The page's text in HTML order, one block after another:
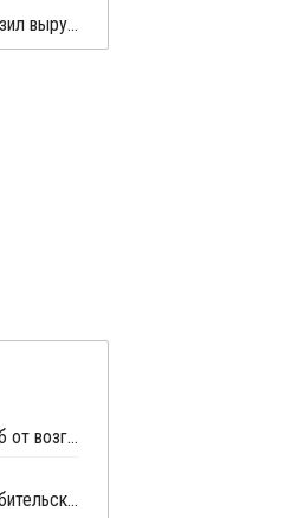
Казаньоргсинтез в январе-сентябре снизил выручку от реализации на 15%
НКНХ оценил как незначительный ущерб от возгорания на линии полистирола
Мировой рынок переработанного потребительского пластика к 2033 году вырастет в два раза